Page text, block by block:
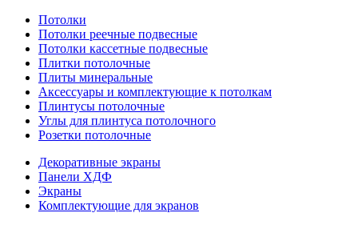
Потолки
Потолки реечные подвесные
Потолки кассетные подвесные
Плитки потолочные
Плиты минеральные
Аксессуары и комплектующие к потолкам
Плинтусы потолочные
Углы для плинтуса потолочного
Розетки потолочные
Декоративные экраны
Панели ХДФ
Экраны
Комплектующие для экранов